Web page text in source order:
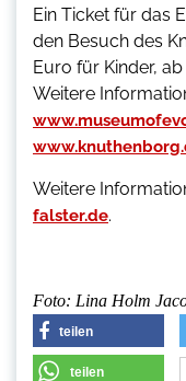
Ein Ticket für das
den Besuch des
Euro für Kinder,
Weitere
Weitere
falster.de.
Foto: Lina Holm
teilen
teilen